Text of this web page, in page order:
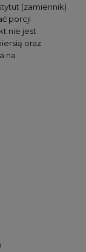
(zamiennik)
porcji
nie jest
oraz
na